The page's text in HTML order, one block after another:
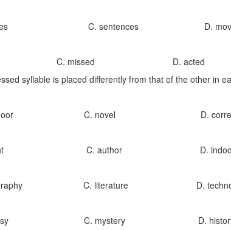
C. sentences D.
C. missed D. acted
syllable is placed differently from that of the other in
C. novel D.
event C. author D.
C. literature D.
fantasy C. mystery D.